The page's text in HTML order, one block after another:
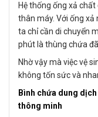
Hệ thống ống xả
thân máy. Với ống xả
ta chỉ cần di chuyển
phút là thùng chứa
Nhờ vậy mà việc vệ
không tốn sức và
Bình chứa dung
thông minh